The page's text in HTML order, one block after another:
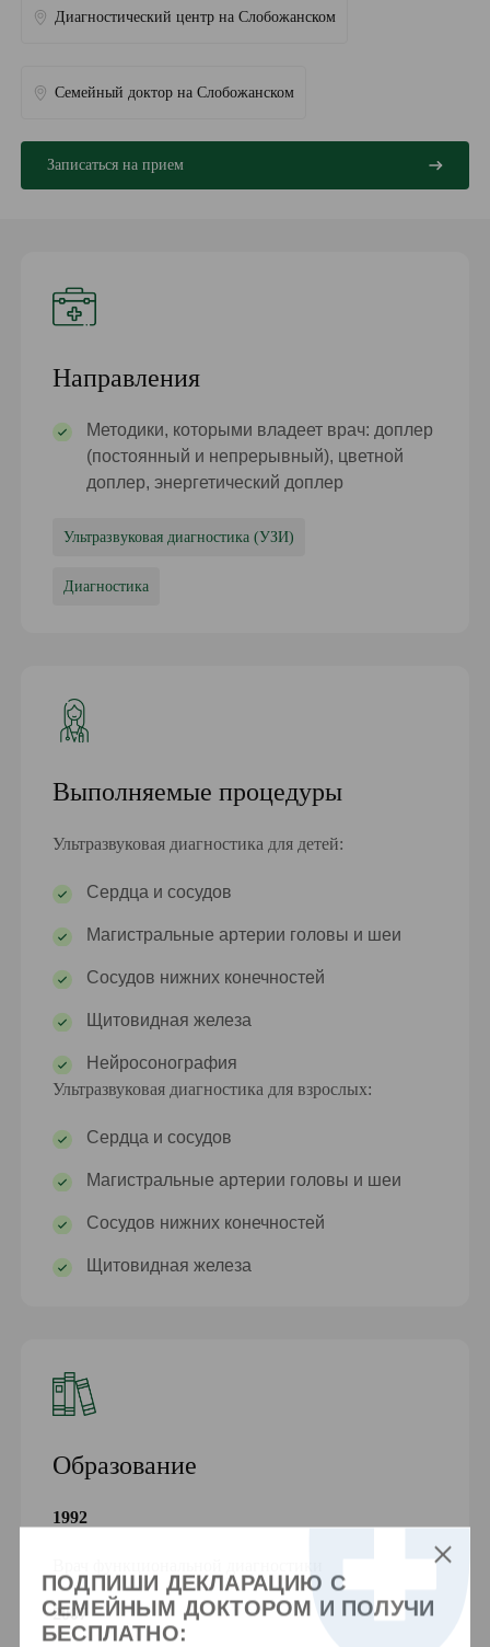
Диагностический центр на Слобожанском
Семейный доктор на Слобожанском
Записаться на прием
Направления
Методики, которыми владеет врач: доплер
(постоянный и непрерывный), цветной
доплер, энергетический доплер
Ультразвуковая диагностика (УЗИ)
Диагностика
Выполняемые процедуры
Ультразвуковая диагностика для детей:
Сердца и сосудов
Магистральные артерии головы и шеи
Сосудов нижних конечностей
Щитовидная железа
Нейросонография
Ультразвуковая диагностика для взрослых:
Сердца и сосудов
Магистральные артерии головы и шеи
Сосудов нижних конечностей
Щитовидная железа
Образование
1992
2007
ПОДПИШИ ДЕКЛАРАЦИЮ С
СЕМЕЙНЫМ ДОКТОРОМ И ПОЛУЧИ
БЕСПЛАТНО: